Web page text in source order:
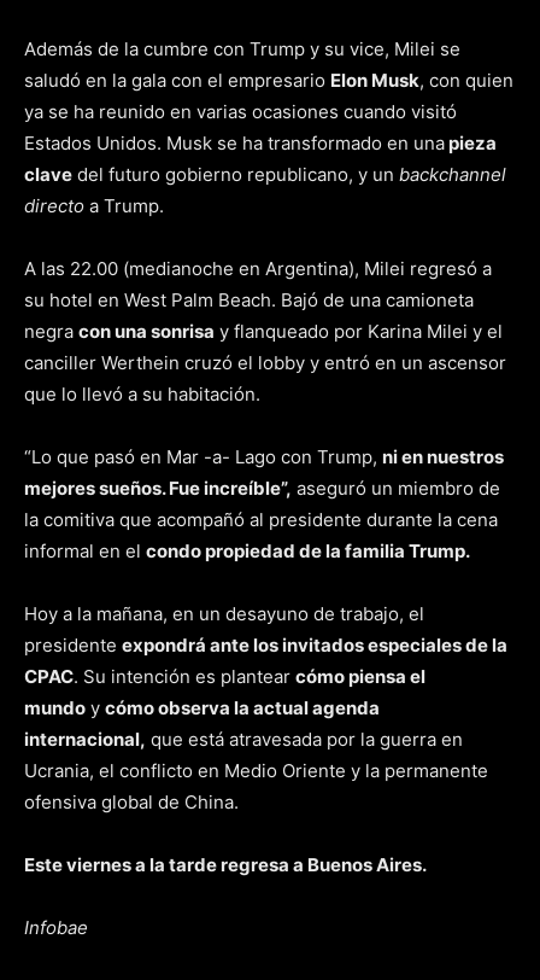
Además de la cumbre con Trump y su vice, Milei se
saludó en la gala con el empresario Elon Musk, con quien
ya se ha reunido en varias ocasiones cuando visitó
Estados Unidos. Musk se ha transformado en unapieza
clave del futuro gobierno republicano, y un backchannel
directo a Trump.
A las 22.00 (medianoche en Argentina), Milei regresó a
su hotel en West Palm Beach. Bajó de una camioneta
negra con una sonrisa y flanqueado por Karina Milei y el
canciller Werthein cruzó el lobby y entró en un ascensor
que lo llevó a su habitación.
“Lo que pasó en Mar -a- Lago con Trump, ni en nuestros
mejores sueños. Fue increíble”, aseguró un miembro de
la comitiva que acompañó al presidente durante la cena
informal en el condo propiedad de la familia Trump.
Hoy a la mañana, en un desayuno de trabajo, el
presidente expondrá ante los invitados especiales de la
CPAC. Su intención es plantear cómo piensa el
mundo y cómo observa la actual agenda
internacional, que está atravesada por la guerra en
Ucrania, el conflicto en Medio Oriente y la permanente
ofensiva global de China.
Este viernes a la tarde regresa a Buenos Aires.
Infobae